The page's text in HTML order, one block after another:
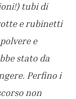
tubi di
e rubinetti
e
stato da
Perfino i
non